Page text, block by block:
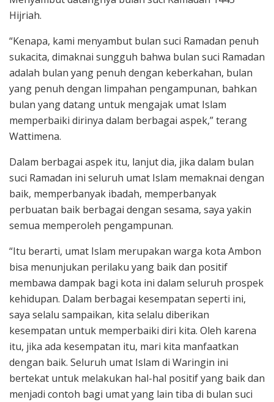
Hijriah.
“Kenapa, kami menyambut bulan suci Ramadan penuh
sukacita, dimaknai sungguh bahwa bulan suci Ramadan
adalah bulan yang penuh dengan keberkahan, bulan
yang penuh dengan limpahan pengampunan, bahkan
bulan yang datang untuk mengajak umat Islam
memperbaiki dirinya dalam berbagai aspek,” terang
Wattimena.
Dalam berbagai aspek itu, lanjut dia, jika dalam bulan
suci Ramadan ini seluruh umat Islam memaknai dengan
baik, memperbanyak ibadah, memperbanyak
perbuatan baik berbagai dengan sesama, saya yakin
semua memperoleh pengampunan.
“Itu berarti, umat Islam merupakan warga kota Ambon
bisa menunjukan perilaku yang baik dan positif
membawa dampak bagi kota ini dalam seluruh prospek
kehidupan. Dalam berbagai kesempatan seperti ini,
saya selalu sampaikan, kita selalu diberikan
kesempatan untuk memperbaiki diri kita. Oleh karena
itu, jika ada kesempatan itu, mari kita manfaatkan
dengan baik. Seluruh umat Islam di Waringin ini
bertekat untuk melakukan hal-hal positif yang baik dan
menjadi contoh bagi umat yang lain tiba di bulan suci